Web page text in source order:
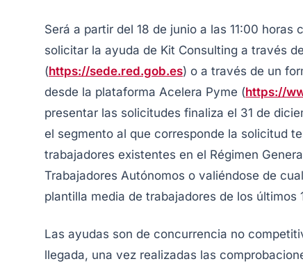
Será a partir del 18 de junio a las 11:00
solicitar la ayuda de Kit Consulting a través
(https://sede.red.gob.es) o a través de un
desde la plataforma Acelera Pyme (https://
presentar las solicitudes finaliza el 31 de
el segmento al que corresponde la solicitud
trabajadores existentes en el Régimen
Trabajadores Autónomos o valiéndose de
plantilla media de trabajadores de los
Las ayudas son de concurrencia no
llegada, una vez realizadas las